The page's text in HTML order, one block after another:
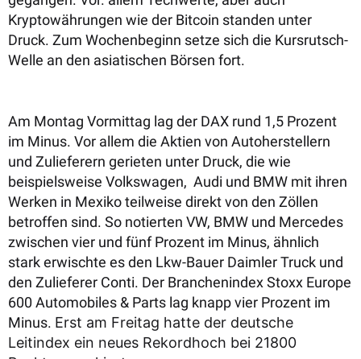
Kryptowährungen wie der Bitcoin standen unter
Druck. Zum Wochenbeginn setze sich die Kursrutsch-
Welle an den asiatischen Börsen fort.
Am Montag Vormittag lag der DAX rund 1,5 Prozent
im Minus. Vor allem die Aktien von Autoherstellern
und Zulieferern gerieten unter Druck, die wie
beispielsweise Volkswagen, Audi und BMW mit ihren
Werken in Mexiko teilweise direkt von den Zöllen
betroffen sind. So notierten VW, BMW und Mercedes
zwischen vier und fünf Prozent im Minus, ähnlich
stark erwischte es den Lkw-Bauer Daimler Truck und
den Zulieferer Conti. Der Branchenindex Stoxx Europe
600 Automobiles & Parts lag knapp vier Prozent im
Minus. Erst am Freitag hatte der deutsche
Leitindex ein neues Rekordhoch bei 21800